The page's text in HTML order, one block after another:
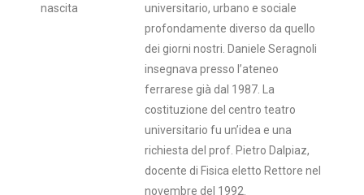
nascita
universitario, urbano e sociale
profondamente diverso da quello
dei giorni nostri. Daniele Seragnoli
insegnava presso l’ateneo
ferrarese già dal 1987. La
costituzione del centro teatro
universitario fu un’idea e una
richiesta del prof. Pietro Dalpiaz,
docente di Fisica eletto Rettore nel
novembre del 1992.